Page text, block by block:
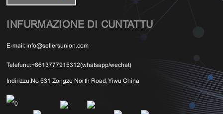
INFURMAZIONE DI CUNTATTU
E-mail: info@sellersunion.com
Telefunu:+8613777915312(whatsapp/wechat)
Indirizzu:No 531 Zongze North Road, Yiwu China